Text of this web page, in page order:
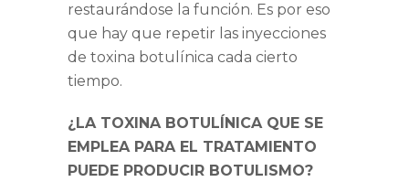
restaurándose la función. Es por eso
que hay que repetir las inyecciones
de toxina botulínica cada cierto
tiempo.
¿LA TOXINA BOTULÍNICA QUE SE
EMPLEA PARA EL TRATAMIENTO
PUEDE PRODUCIR BOTULISMO?